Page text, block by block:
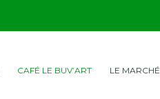
CAFÉ LE BUV’ART LE MARCHÉ